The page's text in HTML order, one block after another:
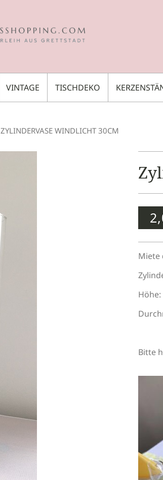
VINTAGE TISCHDEKO
ZYLINDERVASE WINDLICHT 30CM
Miete
Bitte